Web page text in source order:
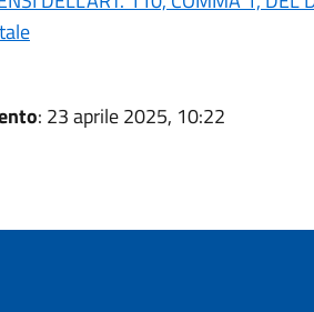
: 23 aprile 2025, 10:22